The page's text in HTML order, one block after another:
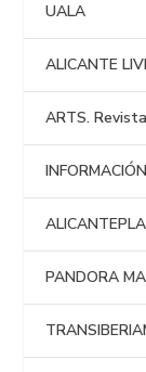
UALA
ALICANTE
ARTS.
PANDORA